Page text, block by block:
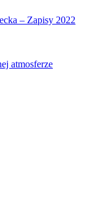
– Zapisy 2022
atmosferze